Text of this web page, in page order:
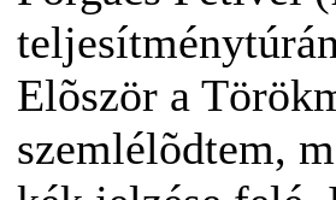
Elõször a
szemlélõdtem,